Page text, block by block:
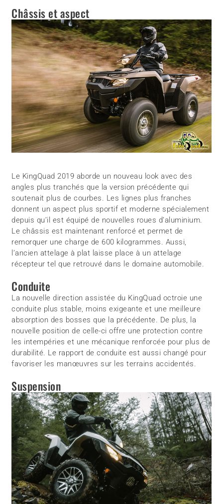
Châssis et aspect
Le KingQuad 2019 aborde un nouveau look avec des
angles plus tranchés que la version précédente qui
soutenait plus de courbes. Les lignes plus franches
donnent un aspect plus sportif et moderne spécialement
depuis qu’il est équipé de nouvelles roues d’aluminium.
Le châssis est maintenant renforcé et permet de
remorquer une charge de 600 kilogrammes. Aussi,
l’ancien attelage à plat laisse place à un attelage
récepteur tel que retrouvé dans le domaine automobile.
Conduite
La nouvelle direction assistée du KingQuad octroie une
conduite plus stable, moins exigeante et une meilleure
absorption des bosses que la précédente. De plus, la
nouvelle position de celle-ci offre une protection contre
les intempéries et une mécanique renforcée pour plus de
durabilité. Le rapport de conduite est aussi changé pour
favoriser les manœuvres sur les terrains accidentés.
Suspension